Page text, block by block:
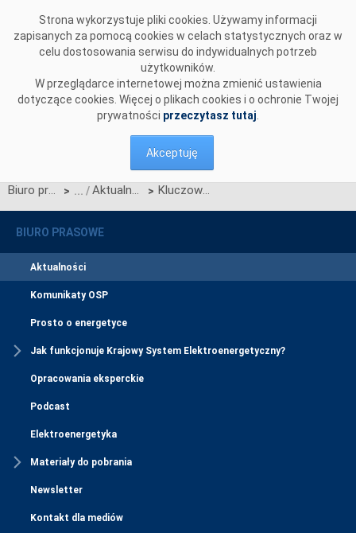
Strona wykorzystuje pliki cookies. Używamy informacji
zapisanych za pomocą cookies w celach statystycznych oraz w
celu dostosowania serwisu do indywidualnych potrzeb
użytkowników.
W przeglądarce internetowej można zmienić ustawienia
dotyczące cookies. Więcej o plikach cookies i o ochronie Twojej
prywatności przeczytasz tutaj
Akceptuję
Biuro prasowe > Aktualności > Kluczowa decyzja dla stacji wyprowadzającej moc z elektrowni jądrowej
BIURO PRASOWE
Aktualności
Komunikaty OSP
Prosto o energetyce
Jak funkcjonuje Krajowy System Elektroenergetyczny?
Opracowania eksperckie
Podcast
Elektroenergetyka
Materiały do pobrania
Newsletter
Kontakt dla mediów